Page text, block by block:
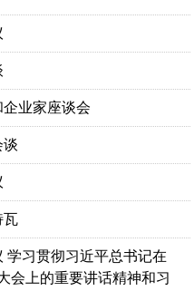
业家座谈会
谈
瓦
学习贯彻习近平总书记在
会上的重要讲话精神和习